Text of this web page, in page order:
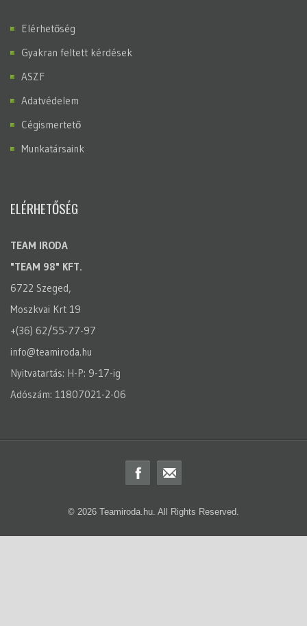
Elérhetőség
Gyakran feltett kérdések
ASZF
Adatvédelem
Cégismertető
Munkatársaink
ELÉRHETŐSÉG
TEAM IRODA
"TEAM 98" KFT.
6722 Szeged,
Moszkvai Krt 19
+(36) 62/55-77-97
info@teamiroda.hu
Nyitvatartás: H-P: 9-17-ig
Adószám: 11807021-2-06
© 2026 Teamiroda.hu. All Rights Reserved.